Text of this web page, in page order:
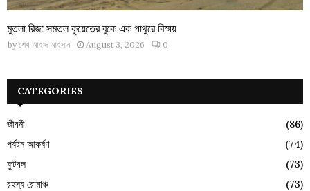
মুতলা রিজ: সমতল কুয়েতের বুকে এক পাথুরে বিস্ময়
by শেখ আহাদ আহসান August 3, 2026 0
CATEGORIES
জীবনী
(86)
পর্যটন আকর্ষণ
(74)
ফুটবল
(73)
রহস্য রোমাঞ্চ
(73)